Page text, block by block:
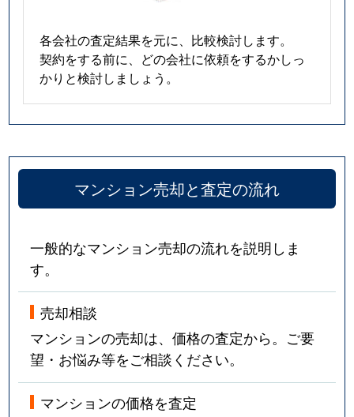
各会社の査定結果を元に、比較検討します。
契約をする前に、どの会社に依頼をするかしっ
かりと検討しましょう。
マンション売却と査定の流れ
一般的なマンション売却の流れを説明しま
す。
売却相談
マンションの売却は、価格の査定から。ご要
望・お悩み等をご相談ください。
マンションの価格を査定